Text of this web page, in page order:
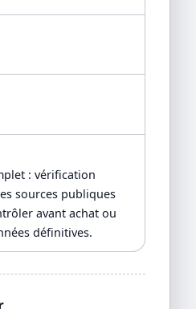
: vérification
sources publiques
avant achat ou
définitives.